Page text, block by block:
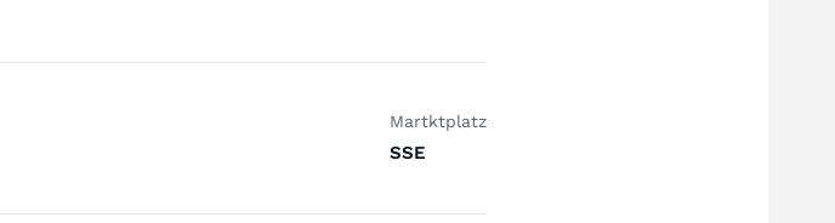
Martktplatz
SSE